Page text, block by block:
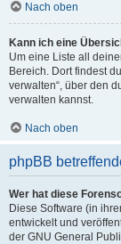
Nach oben
Kann ich eine
Um eine Liste all
Bereich. Dort findest
verwalten“, über den
verwalten kannst.
Nach oben
phpBB
Wer hat diese
Diese Software (in
entwickelt und
der GNU General